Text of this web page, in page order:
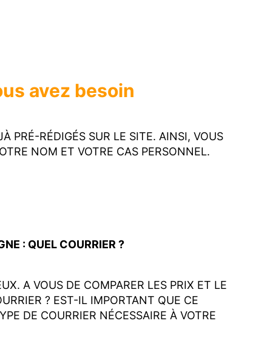
avez besoin
PRÉ-RÉDIGÉS SUR LE SITE. AINSI, VOUS
NOM ET VOTRE CAS PERSONNEL.
: QUEL COURRIER ?
A VOUS DE COMPARER LES PRIX ET LE
? EST-IL IMPORTANT QUE CE
DE COURRIER NÉCESSAIRE À VOTRE